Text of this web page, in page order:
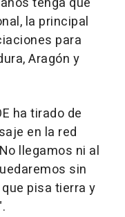
la principal
para
Aragón y
ha tirado de
en la red
llegamos ni al
sin
pisa tierra y